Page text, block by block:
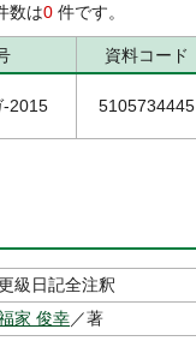
数は0 件です。
資料コード
-2015 5105734445
級日記全注釈
家 俊幸／著